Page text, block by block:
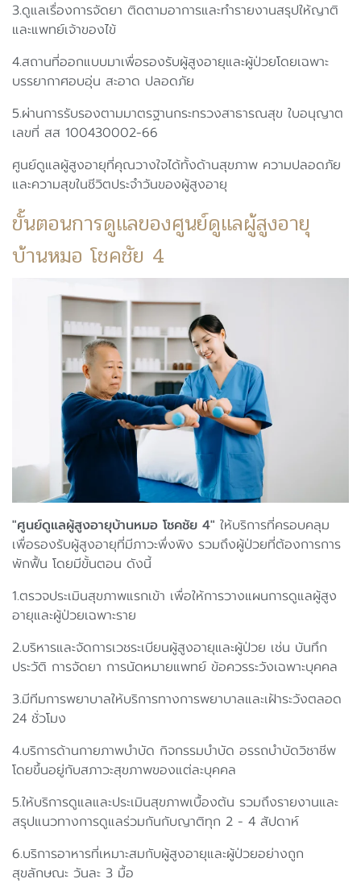
3.ดูแลเรื่องการจัดยา ติดตามอาการและทำรายงานสรุปให้ญาติ
และแพทย์เจ้าของไข้
4.สถานที่ออกแบบมาเพื่อรองรับผู้สูงอายุและผู้ป่วยโดยเฉพาะ
บรรยากาศอบอุ่น สะอาด ปลอดภัย
5.ผ่านการรับรองตามมาตรฐานกระทรวงสาธารณสุข ใบอนุญาต
เลขที่ สส 100430002-66
ศูนย์ดูแลผู้สูงอายุที่คุณวางใจได้ทั้งด้านสุขภาพ ความปลอดภัย
และความสุขในชีวิตประจำวันของผู้สูงอายุ
ขั้นตอนการดูแลของศูนย์ดูแลผู้สูงอายุ
บ้านหมอ โชคชัย 4
"ศูนย์ดูแลผู้สูงอายุบ้านหมอ โชคชัย 4" ให้บริการที่ครอบคลุม
เพื่อรองรับผู้สูงอายุที่มีภาวะพึ่งพิง รวมถึงผู้ป่วยที่ต้องการการ
พักฟื้น โดยมีขั้นตอน ดังนี้
1.ตรวจประเมินสุขภาพแรกเข้า เพื่อให้การวางแผนการดูแลผู้สูง
อายุและผู้ป่วยเฉพาะราย
2.บริหารและจัดการเวชระเบียนผู้สูงอายุและผู้ป่วย เช่น บันทึก
ประวัติ การจัดยา การนัดหมายแพทย์ ข้อควรระวังเฉพาะบุคคล
3.มีทีมการพยาบาลให้บริการทางการพยาบาลและเฝ้าระวังตลอด
24 ชั่วโมง
4.บริการด้านกายภาพบำบัด กิจกรรมบำบัด อรรถบำบัดวิชาชีพ
โดยขึ้นอยู่กับสภาวะสุขภาพของแต่ละบุคคล
5.ให้บริการดูแลและประเมินสุขภาพเบื้องต้น รวมถึงรายงานและ
สรุปแนวทางการดูแลร่วมกันกับญาติทุก 2 - 4 สัปดาห์
6.บริการอาหารที่เหมาะสมกับผู้สูงอายุและผู้ป่วยอย่างถูก
สุขลักษณะ วันละ 3 มื้อ